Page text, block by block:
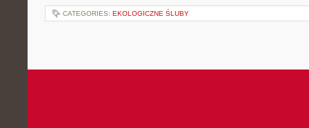
CATEGORIES: EKOLOGICZNE ŚLUBY